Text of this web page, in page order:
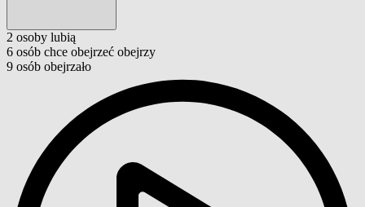
2 osoby lubią
6 osób chce obejrzeć obejrzy
9 osób obejrzało